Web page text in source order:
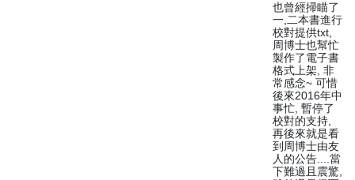
也曾經掃瞄了
一,二本書進行
校對提供txt,
周博士也幫忙
製作了電子書
格式上架, 非
常感念~ 可惜
後來2016年中
事忙, 暫停了
校對的支持,
再後來就是看
到周博士由友
人的公告....當
下難過且震驚,